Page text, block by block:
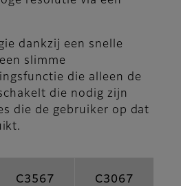
dankzij een snelle
slimme
die alleen de
die nodig zijn
die de gebruiker op dat
C3567 C3067